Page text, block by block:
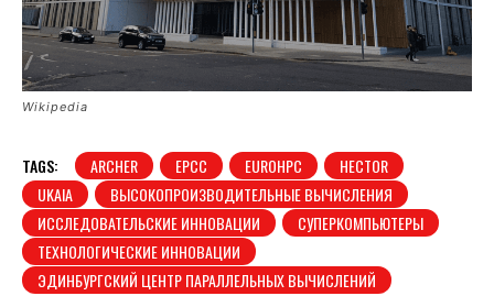
Wikipedia
TAGS: ARCHER EPCC EUROHPC
HECTOR
UKAIA
ВЫСОКОПРОИЗВОДИТЕЛЬНЫЕ ВЫЧИСЛЕНИЯ
ИССЛЕДОВАТЕЛЬСКИЕ ИННОВАЦИИ
СУПЕРКОМПЬЮТЕРЫ
ТЕХНОЛОГИЧЕСКИЕ ИННОВАЦИИ
ЭДИНБУРГСКИЙ ЦЕНТР ПАРАЛЛЕЛЬНЫХ ВЫЧИСЛЕНИЙ